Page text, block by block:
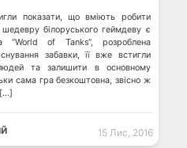
показати, що вміють робити
білоруського геймдеву є
of Tanks“, розроблена
забавки, її вже встигли
та залишити в основному
сама гра безкоштовна, звісно ж
15 Лис, 2016